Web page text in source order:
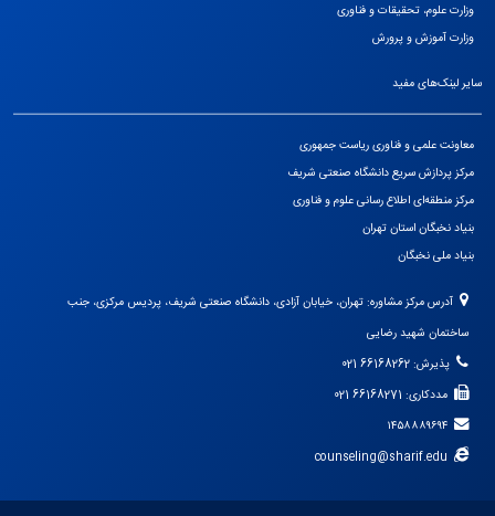
وزارت علوم، تحقیقات و فناوری
وزارت آموزش و پرورش
سایر لینک‌های مفید
معاونت علمی و فناوری ریاست جمهوری
مرکز پردازش سریع دانشگاه صنعتی شریف
مرکز منطقه‌ای اطلاع رسانی علوم و فناوری
بنیاد نخبگان استان تهران
بنیاد ملی نخبگان
آدرس مرکز مشاوره: تهران، خیابان آزادی، دانشگاه صنعتی شریف، پردیس مرکزی، جنب
ساختمان شهید رضایی
پذیرش: 66168262 021
مددکاری: 66168271 021